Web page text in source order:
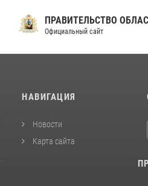
ПРАВИТЕЛЬСТВО
Официальный сайт
НАВИГАЦИЯ
Новости
Карта сайта